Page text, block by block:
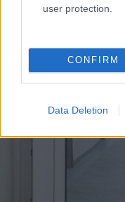
user protection.
CONFIRM
Data Deletion